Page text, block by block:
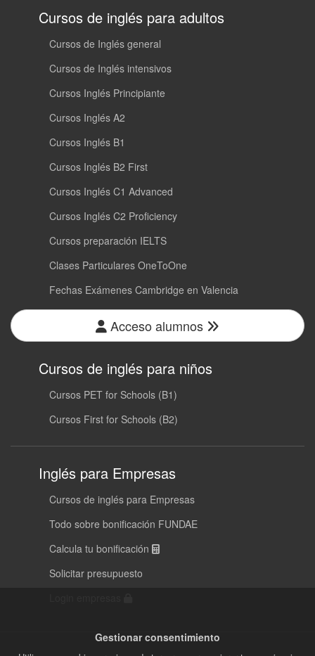
Cursos de inglés para adultos
Cursos de Inglés general
Cursos de Inglés intensivos
Cursos Inglés Principiante
Cursos Inglés A2
Cursos Inglés B1
Cursos Inglés B2 First
Cursos Inglés C1 Advanced
Cursos Inglés C2 Proficiency
Cursos preparación IELTS
Clases Particulares OneToOne
Fechas Exámenes Cambridge en Valencia
Acceso alumnos
Cursos de inglés para niños
Cursos PET for Schools (B1)
Cursos First for Schools (B2)
Inglés para Empresas
Cursos de inglés para Empresas
Todo sobre bonificación FUNDAE
Calcula tu bonificación
Solicitar presupuesto
Gestionar consentimiento